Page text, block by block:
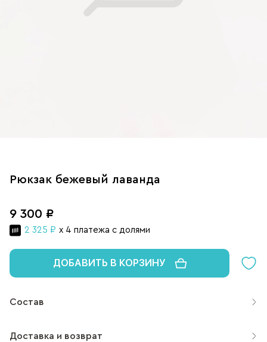
Рюкзак бежевый лаванда
9 300 ₽
2 325 ₽ x 4 платежа с долями
ДОБАВИТЬ В КОРЗИНУ
Состав
Доставка и возврат